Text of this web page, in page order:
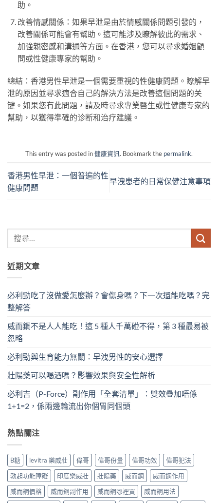
助。
改善情感關係：如果早泄是由於情感關係問題引發的，
改善關係可能會有幫助。這可能涉及瞭解彼此的需求、
加強親密感和溝通等方面。在香港，您可以尋求婚姻顧
問或性健康專家的幫助。
總結：香港男性早泄是一個需要重視的性健康問題。瞭解早
泄的原因並尋求適合自己的解決方法是改善這個問題的关
键。如果您有此問題，請及時尋求專業醫生或性健康专家的
幫助，以獲得準確的诊断和治疗建議。
This entry was posted in健康資訊. Bookmark the permalink.
香港男性早泄：一個普遍的性
健康問題
早洩患者的日常保健注意事項
近期文章
必利勁吃了沒做愛怎麼辦？會傷身嗎？下一次還能吃嗎？完
整解答
威而鋼不是人人能吃！這 5 種人千萬碰不得，第 3 種最易被
忽略
必利勁與生育能力無關：早洩男性的安心選擇
壯陽藥可以喝酒嗎？影響效果與安全性解析
必利吉（P-Force）副作用「全套清單」：雙效疊加唔係
1+1=2，係兩邊輪流出你個胃同個頭
熱點關注
B糖 levitra 樂威壯 偉哥 偉哥份量 偉哥功效
偉哥犯法
勃起功能障礙
印度樂威壯 壯陽藥 威而鋼
威而鋼作用
威而鋼價格
威而鋼副作用 威而鋼哪裡買
威而鋼用法